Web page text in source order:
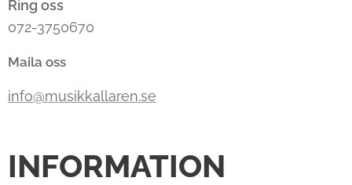
Ring oss
072-3750670
Maila oss
info@musikkallaren.se
INFORMATION